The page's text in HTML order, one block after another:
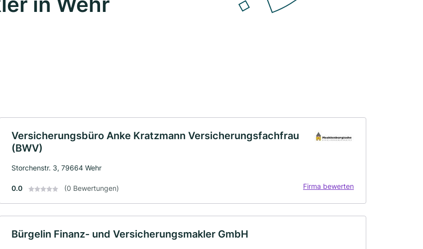
Versicherungsbüro Anke Kratzmann Versicherungsfachfrau
(BWV)
Storchenstr. 3, 79664 Wehr
0.0 (0 Bewertungen) Firma bewerten
Bürgelin Finanz- und Versicherungsmakler GmbH